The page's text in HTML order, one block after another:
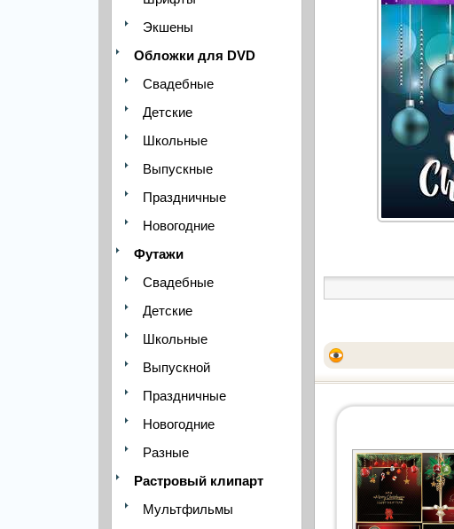
Экшены
Обложки для DVD
Свадебные
Детские
Школьные
Выпускные
Праздничные
Новогодние
Футажи
Свадебные
Детские
Школьные
Выпускной
Праздничные
Новогодние
Разные
Растровый клипарт
Мультфильмы